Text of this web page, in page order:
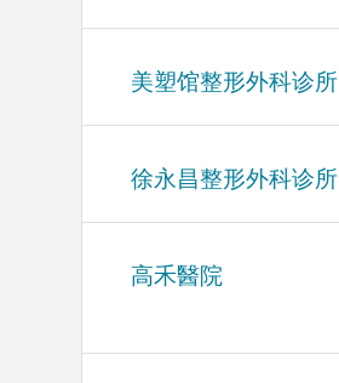
美塑馆整形外科诊所
徐永昌整形外科诊所
高禾醫院